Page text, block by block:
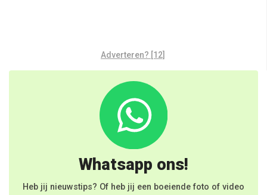
Adverteren? [12]
Whatsapp ons!
Heb jij nieuwstips? Of heb jij een boeiende foto of video